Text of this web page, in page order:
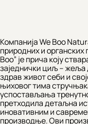
Компанија We Boo
природних и органских
Boo” је прича коју
заједнички циљ –
здрав живот себи и
њиховог тима
успостављања
претходила детаљна
иновативним и
производње. Ови